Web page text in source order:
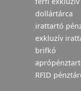
dollártárca
irattartó
exkluzív
brifkó
RFID